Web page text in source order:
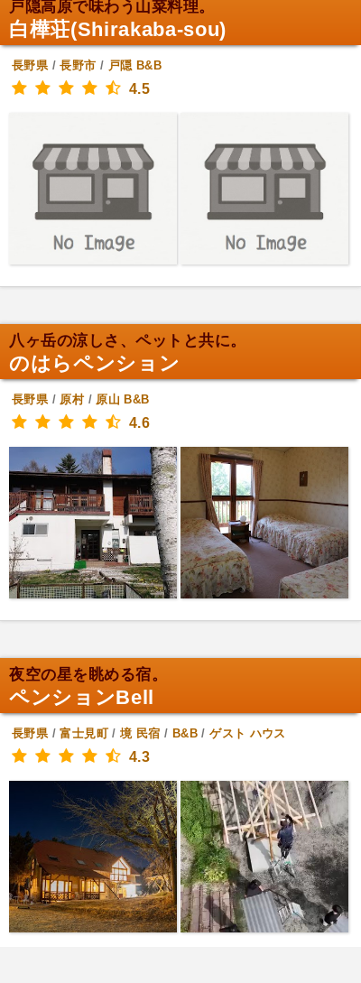
戸隠高原で味わう山菜料理。
白樺荘(Shirakaba-sou)
長野県/長野市 / 戸隠 B&B
4.5
八ヶ岳の涼しさ、ペットと共に。
のはらペンション
長野県/ 原村/ 原山 B&B
4.6
夜空の星を眺める宿。
ペンションBell
長野県/富士見町/境 民宿 / B&B/ゲスト ハウス
4.3